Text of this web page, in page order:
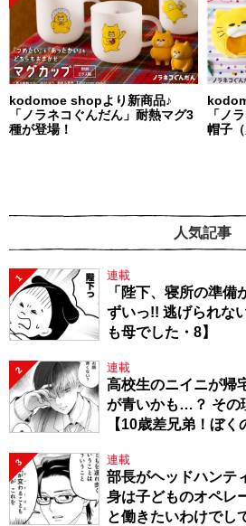
kodomoe shopより新商品♪
「ノラネコぐんだん」耐熱マグ3
種が登場！
「ノ
帽子
人気記事
1 連載
「陛下、寝所の準備
ずいっ!! 逃げられ
も母でした・8】
2 連載
高校生のニイニが帰
が青いかも…？ その
【10歳差兄弟！ぼく
3 連載
部長がヘッドハンテ
身は子どものオペレ
と働きたいわけで